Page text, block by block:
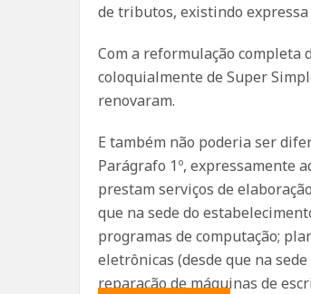
de tributos, existindo
Com a reformulação completa
coloquialmente de Super
renovaram.
E também não poderia ser
Parágrafo 1º, expressamente
prestam serviços de
que na sede do
programas de computação;
eletrônicas (desde que na
reparação de máquinas de